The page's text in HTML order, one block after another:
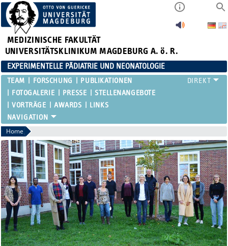
MEDIZINISCHE FAKULTÄT
UNIVERSITÄTSKLINIKUM MAGDEBURG A. ö. R.
EXPERIMENTELLE PÄDIATRIE UND NEONATOLOGIE
TEAM FORSCHUNG
PUBLIKATIONEN
FOTOGALERIE
PRESSE
STELLENANGEBOTE
VORTRÄGE
AWARDS LINKS
Home